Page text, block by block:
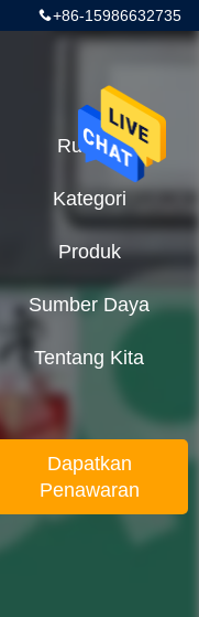
+86-15986632735
Rumah
Kategori
Produk
Sumber Daya
Tentang Kita
Dapatkan
Penawaran